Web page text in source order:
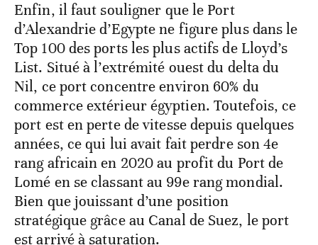
Enfin, il faut souligner que le Port
d’Alexandrie d’Egypte ne figure plus dans le
Top 100 des ports les plus actifs de Lloyd’s
List. Situé à l’extrémité ouest du delta du
Nil, ce port concentre environ 60% du
commerce extérieur égyptien. Toutefois, ce
port est en perte de vitesse depuis quelques
années, ce qui lui avait fait perdre son 4e
rang africain en 2020 au profit du Port de
Lomé en se classant au 99e rang mondial.
Bien que jouissant d’une position
stratégique grâce au Canal de Suez, le port
est arrivé à saturation.